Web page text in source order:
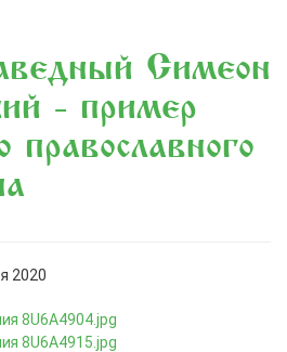
Симеон
- пример
православного
2020